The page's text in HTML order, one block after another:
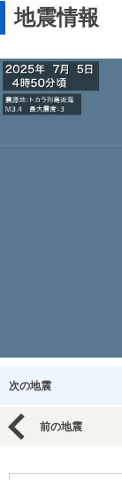
地震情報
次の地震
前の地震